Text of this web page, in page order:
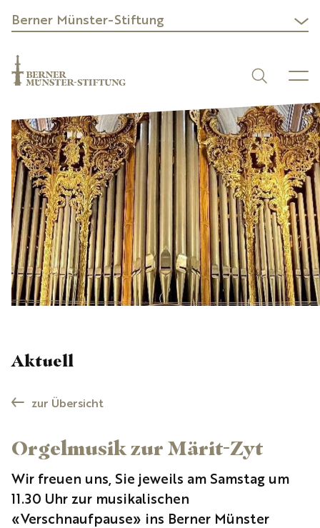
Berner Münster-Stiftung
Aktuell
zur Übersicht
Orgelmusik zur Märit-Zyt
Wir freuen uns, Sie jeweils am Samstag um
11.30 Uhr zur musikalischen
«Verschnaufpause» ins Berner Münster